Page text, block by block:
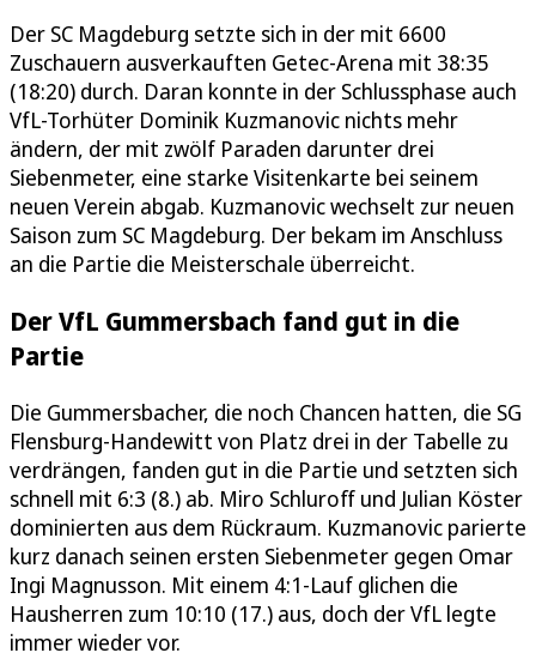
Der SC Magdeburg setzte sich in der mit 6600
Zuschauern ausverkauften Getec-Arena mit 38:35
(18:20) durch. Daran konnte in der Schlussphase auch
VfL-Torhüter Dominik Kuzmanovic nichts mehr
ändern, der mit zwölf Paraden darunter drei
Siebenmeter, eine starke Visitenkarte bei seinem
neuen Verein abgab. Kuzmanovic wechselt zur neuen
Saison zum SC Magdeburg. Der bekam im Anschluss
an die Partie die Meisterschale überreicht.
Der VfL Gummersbach fand gut in die
Partie
Die Gummersbacher, die noch Chancen hatten, die SG
Flensburg-Handewitt von Platz drei in der Tabelle zu
verdrängen, fanden gut in die Partie und setzten sich
schnell mit 6:3 (8.) ab. Miro Schluroff und Julian Köster
dominierten aus dem Rückraum. Kuzmanovic parierte
kurz danach seinen ersten Siebenmeter gegen Omar
Ingi Magnusson. Mit einem 4:1-Lauf glichen die
Hausherren zum 10:10 (17.) aus, doch der VfL legte
immer wieder vor.